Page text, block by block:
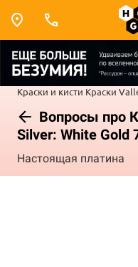
Краски и кисти Краски
Вопросы про
Silver: White Gold
Настоящая платина